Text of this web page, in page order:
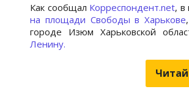
Как сообщал Корреспондент.net, в
на площади Свободы в Харькове
городе Изюм Харьковской
Ленину.